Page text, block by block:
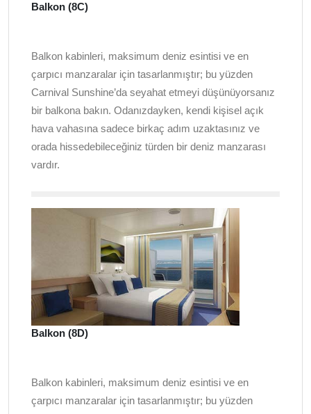
Balkon (8C)
Balkon kabinleri, maksimum deniz esintisi ve en
çarpıcı manzaralar için tasarlanmıştır; bu yüzden
Carnival Sunshine’da seyahat etmeyi düşünüyorsanız
bir balkona bakın. Odanızdayken, kendi kişisel açık
hava vahasına sadece birkaç adım uzaktasınız ve
orada hissedebileceğiniz türden bir deniz manzarası
vardır.
Balkon (8D)
Balkon kabinleri, maksimum deniz esintisi ve en
çarpıcı manzaralar için tasarlanmıştır; bu yüzden